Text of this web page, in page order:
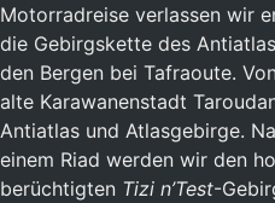
Motorradreise verlassen wir
die Gebirgskette des
den Bergen bei Tafraoute.
alte Karawanenstadt
Antiatlas und Atlasgebirge.
einem Riad werden wir den
berüchtigten Tizi n’Test-